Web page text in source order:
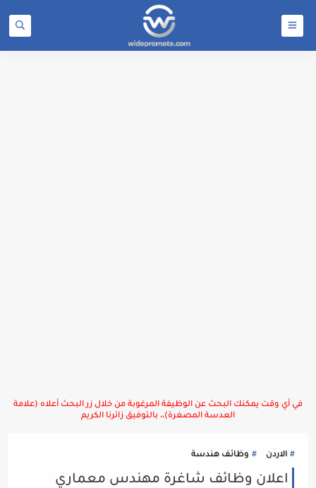
في أي وقت يمكنك البحث عن الوظيفة المرغوبة من خلال زر البحث أعلاه (علامة
العدسة المصغرة)،، بالتوفيق زائرنا الكريم
الاردن وظائف هندسة
اعلان وظائف شاغرة مهندس معماري